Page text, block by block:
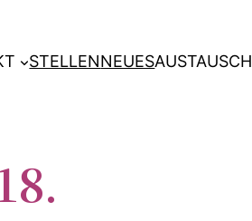
STELLENNEUESAUSTAUSCH